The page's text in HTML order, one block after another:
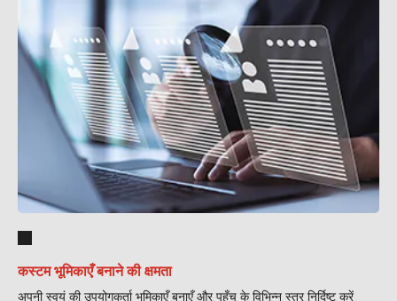
कस्टम भूमिकाएँ बनाने की क्षमता
अपनी स्वयं की उपयोगकर्ता भूमिकाएँ बनाएँ और पहुँच के विभिन्न स्तर निर्दिष्ट करें